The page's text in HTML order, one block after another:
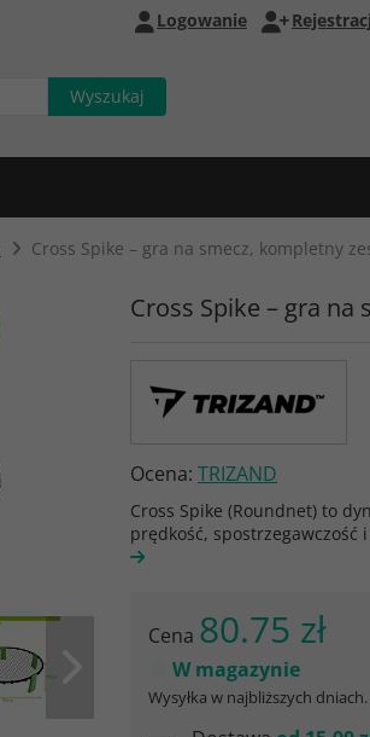
Logowanie
Cross Spike – gra na smecz, kompletny
Cross Spike – gra
Ocena: TRIZAND
Cross Spike (Roundnet) to
prędkość, spostrzegawczość
Cena 80.75 zł
W magazynie
Wysyłka w najbliższych dniach.